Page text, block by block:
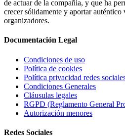
de actuar de la compañia, y que ha
crecer sólidamente y aportar
organizadores.
Documentación Legal
Condiciones de uso
Política de cookies
Política privacidad redes
Condiciones Generales
Cláusulas legales
RGPD (Reglamento General
Autorización menores
Redes Sociales